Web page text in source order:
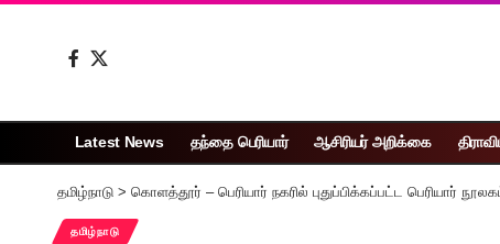
Latest News தந்தை பெரியார் ஆசிரியர் அறிக்கை
தமிழ்நாடு > கொளத்தூர் – பெரியார் நகரில் புதுப்பிக்கப்பட்ட பெரியார்
தமிழ்நாடு